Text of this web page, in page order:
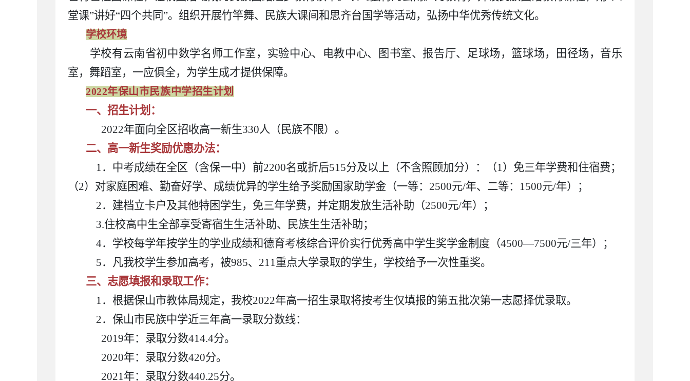
堂课”讲好“四个共同”。组织开展竹竿舞、民族大课间和思齐台国学等活动，弘扬中华优秀传统文化。
学校环境
学校有云南省初中数学名师工作室，实验中心、电教中心、图书室、报告厅、足球场，篮球场，田径场，音乐
室，舞蹈室，一应俱全，为学生成才提供保障。
2022年保山市民族中学招生计划
一、招生计划：
2022年面向全区招收高一新生330人（民族不限）。
二、高一新生奖励优惠办法：
1．中考成绩在全区（含保一中）前2200名或折后515分及以上（不含照顾加分）：（1）免三年学费和住宿费；
（2）对家庭困难、勤奋好学、成绩优异的学生给予奖励国家助学金（一等：2500元/年、二等：1500元/年）；
2．建档立卡户及其他特困学生，免三年学费，并定期发放生活补助（2500元/年）；
3.住校高中生全部享受寄宿生生活补助、民族生生活补助；
4．学校每学年按学生的学业成绩和德育考核综合评价实行优秀高中学生奖学金制度（4500—7500元/三年）；
5．凡我校学生参加高考，被985、211重点大学录取的学生，学校给予一次性重奖。
三、志愿填报和录取工作：
1．根据保山市教体局规定，我校2022年高一招生录取将按考生仅填报的第五批次第一志愿择优录取。
2．保山市民族中学近三年高一录取分数线：
2019年：录取分数414.4分。
2020年：录取分数420分。
2021年：录取分数440.25分。